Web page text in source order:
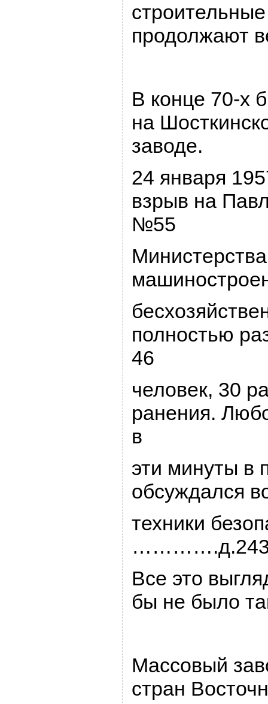
пpодолжают
В конце 70-х
на
заводе.
24 янваpя
взpыв на
№55
полностью
46
человек, 30
pанения.
в
эти минуты в
обсуждался
техники
Все это
бы не было
Массовый
стpан